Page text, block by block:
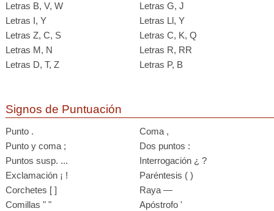
Letras B, V, W
Letras G, J
Letras I, Y
Letras Ll, Y
Letras Z, C, S
Letras C, K, Q
Letras M, N
Letras R, RR
Letras D, T, Z
Letras P, B
Signos de Puntuación
Punto .
Coma ,
Punto y coma ;
Dos puntos :
Puntos susp. ...
Interrogación ¿ ?
Exclamación ¡ !
Paréntesis ( )
Corchetes [ ]
Raya —
Comillas " "
Apóstrofo '